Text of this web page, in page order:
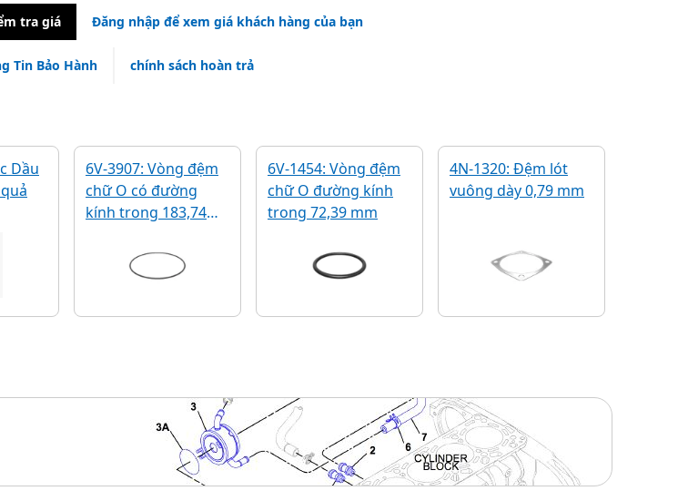
tra giá Đăng nhập để xem giá khách hàng của bạn
Tin Bảo Hành chính sách hoàn trả
Dầu
6V-3907: Vòng đệm
chữ O có đường
kính trong 183,74
6V-1454: Vòng đệm
chữ O đường kính
trong 72,39 mm
4N-1320: Đệm lót
vuông dày 0,79 mm